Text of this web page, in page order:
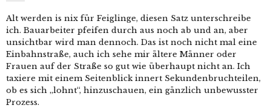
Alt werden is nix für Feiglinge, diesen Satz unterschreibe
ich. Bauarbeiter pfeifen durch aus noch ab und an, aber
unsichtbar wird man dennoch. Das ist noch nicht mal eine
Einbahnstraße, auch ich sehe mir ältere Männer oder
Frauen auf der Straße so gut wie überhaupt nicht an. Ich
taxiere mit einem Seitenblick innert Sekundenbruchteilen,
ob es sich „lohnt“, hinzuschauen, ein gänzlich unbewusster
Prozess.